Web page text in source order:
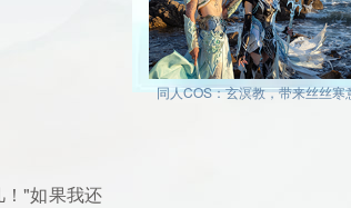
"如果我还
同人COS：玄溟教，带来丝丝寒